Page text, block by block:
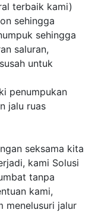
terbaik kami)
sehingga
sehingga
saluran,
untuk
penumpukan
jalu ruas
seksama kita
kami Solusi
tanpa
kami,
menelusuri jalur